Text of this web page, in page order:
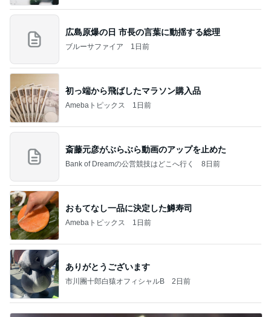
広島原爆の日 市長の言葉に動揺する総理
ブルーサファイア 1日前
初っ端から飛ばしたマラソン購入品
Amebaトピックス 1日前
斎藤元彦がぶらぶら動画のアップを止めた
Bank of Dreamの公営競技はどこへ行く 8日前
おもてなし一品に決定した鱒寿司
Amebaトピックス 1日前
ありがとうございます
市川團十郎白猿オフィシャルB 2日前